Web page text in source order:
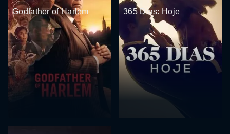
Godfather of Harlem 365 Dias: Hoje